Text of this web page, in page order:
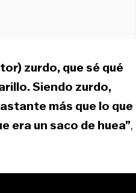
zurdo, que sé qué
Siendo zurdo,
más que lo que
era un saco de huea”,